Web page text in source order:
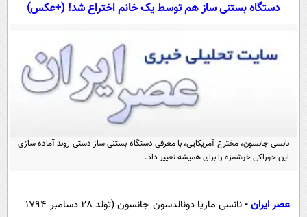
سیاسی
اقتصادی
جامعه
حوادث
یک برش دانایی
سفر و تفریح
بین الملل
علم و دانش
دستگاه بستنی ساز هم توسط یک خانم اختراع شد! (+عکس)
نانسی جانسون، مخترع آمریکایی، با معرفی دستگاه بستنی ساز دستی روند آماده سازی
این خوراکی خوشمزه را برای همیشه تغییر داد.
عصر ایران-
نانسی ماریا دونالدسون جانسون (تولد 28 دسامبر 1794 –